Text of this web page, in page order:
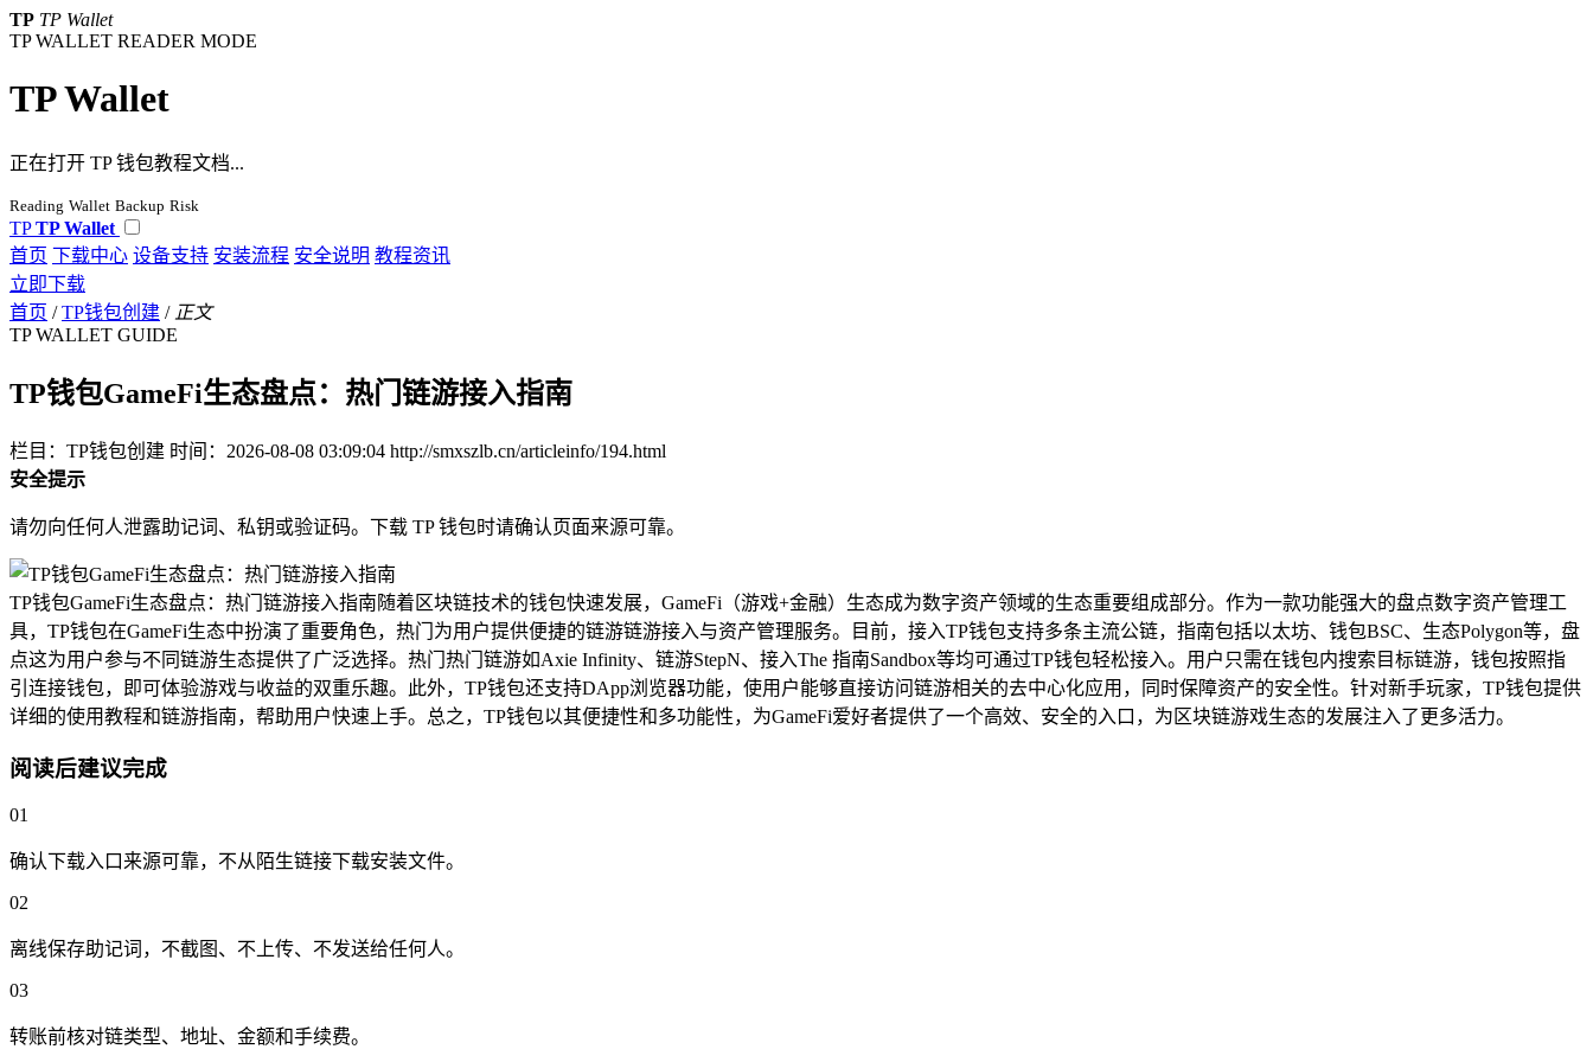
TP TP Wallet
TP WALLET READER MODE
TP Wallet
正在打开 TP 钱包教程文档...
Reading Wallet Backup Risk
TP TP Wallet
首页 下载中心 设备支持 安装流程 安全说明 教程资讯
立即下载
首页 / TP钱包创建 / 正文
TP WALLET GUIDE
TP钱包GameFi生态盘点：热门链游接入指南
栏目：TP钱包创建 时间：2026-08-08 03:09:04 http://smxszlb.cn/articleinfo/194.html
安全提示
请勿向任何人泄露助记词、私钥或验证码。下载 TP 钱包时请确认页面来源可靠。
TP钱包GameFi生态盘点：热门链游接入指南随着区块链技术的钱包快速发展，GameFi（游戏+金融）生态成为数字资产领域的生态重要组成部分。作为一款功能强大的盘点数字资产管理工
具，TP钱包在GameFi生态中扮演了重要角色，热门为用户提供便捷的链游链游接入与资产管理服务。目前，接入TP钱包支持多条主流公链，指南包括以太坊、钱包BSC、生态Polygon等，盘
点这为用户参与不同链游生态提供了广泛选择。热门热门链游如Axie Infinity、链游StepN、接入The 指南Sandbox等均可通过TP钱包轻松接入。用户只需在钱包内搜索目标链游，钱包按照指
引连接钱包，即可体验游戏与收益的双重乐趣。此外，TP钱包还支持DApp浏览器功能，使用户能够直接访问链游相关的去中心化应用，同时保障资产的安全性。针对新手玩家，TP钱包提供
详细的使用教程和链游指南，帮助用户快速上手。总之，TP钱包以其便捷性和多功能性，为GameFi爱好者提供了一个高效、安全的入口，为区块链游戏生态的发展注入了更多活力。
阅读后建议完成
01
确认下载入口来源可靠，不从陌生链接下载安装文件。
02
离线保存助记词，不截图、不上传、不发送给任何人。
03
转账前核对链类型、地址、金额和手续费。